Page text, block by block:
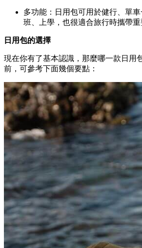
多功能：日用包可用於健行、單
班、上學，也很適合旅行時攜帶重
日用包的選擇
現在你有了基本認識，那麼哪一款日用
前，可參考下面幾個要點：